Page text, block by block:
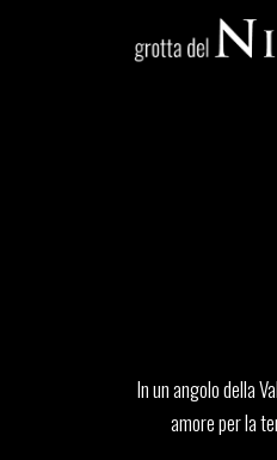
In un angolo della
amore per la